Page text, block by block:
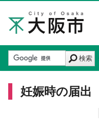
検索
妊娠時の届出